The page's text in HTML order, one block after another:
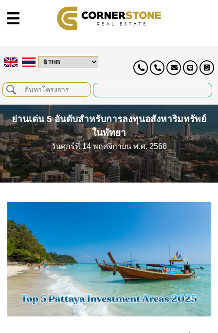
ย่านเด่น 5 อันดับสำหรับการลงทุนอสังหาริมทรัพย์
ในพัทยา
วันศุกร์ที่ 14 พฤศจิกายน พ.ศ. 2568